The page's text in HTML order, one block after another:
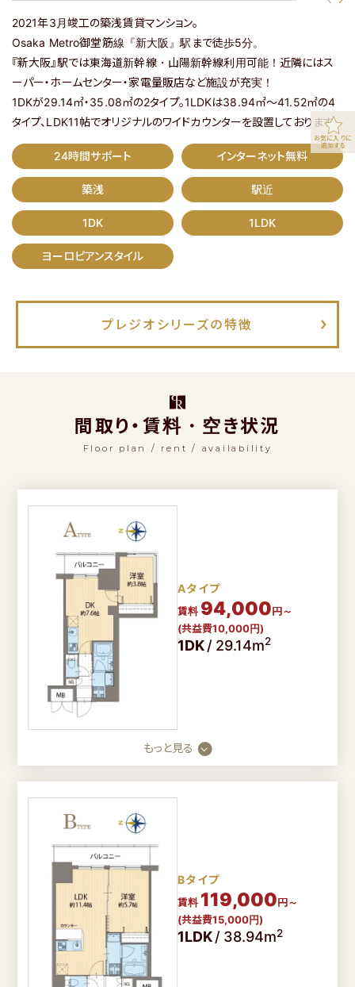
関東エリアの物件はこちら
物件の最新情報
プレジオシリーズの特徴
プレミアムフロア限定の特別仕様をご紹介
ご契約・ご入居後のサポートガイド
【入居を希望のお客様】
9時～18時
0120-990-374
0800-080-
3050
FOLLOW US
お気に入りに
追加する
2021年3月竣工の築浅賃貸マンション。
Osaka Metro御堂筋線『新大阪』駅まで徒歩5分。
『新大阪』駅では東海道新幹線・山陽新幹線利用可能！近隣にはス
ーパー・ホームセンター・家電量販店など施設が充実！
1DKが29.14㎡・35.08㎡の2タイプ。1LDKは38.94㎡～41.52㎡の4
タイプ、LDK11帖でオリジナルのワイドカウンターを設置しております。
24時間サポート インターネット無料
築浅 駅近
1DK 1LDK
ヨーロピアンスタイル
プレジオシリーズの特徴
間取り・賃料・空き状況
Floor plan / rent / availability
Aタイプ
賃料 94,000円～
(共益費10,000円)
1DK/ 29.14m2
もっと見る
Bタイプ
賃料 119,000円～
(共益費15,000円)
1LDK/ 38.94m2